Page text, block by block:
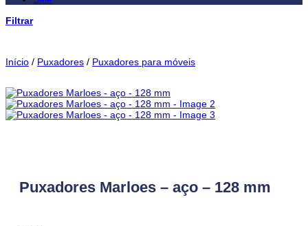
Filtrar
Início / Puxadores / Puxadores para móveis
Puxadores Marloes – aço – 128 mm